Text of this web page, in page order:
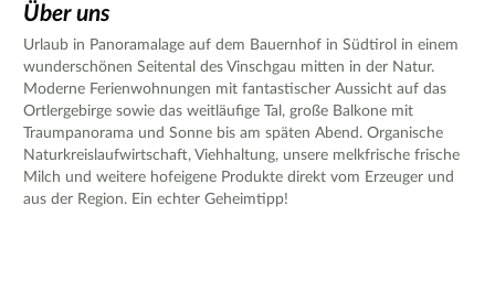
Über uns
Urlaub in Panoramalage auf dem Bauernhof in Südtirol in einem
wunderschönen Seitental des Vinschgau mitten in der Natur.
Moderne Ferienwohnungen mit fantastischer Aussicht auf das
Ortlergebirge sowie das weitläufige Tal, große Balkone mit
Traumpanorama und Sonne bis am späten Abend. Organische
Naturkreislaufwirtschaft, Viehhaltung, unsere melkfrische frische
Milch und weitere hofeigene Produkte direkt vom Erzeuger und
aus der Region. Ein echter Geheimtipp!